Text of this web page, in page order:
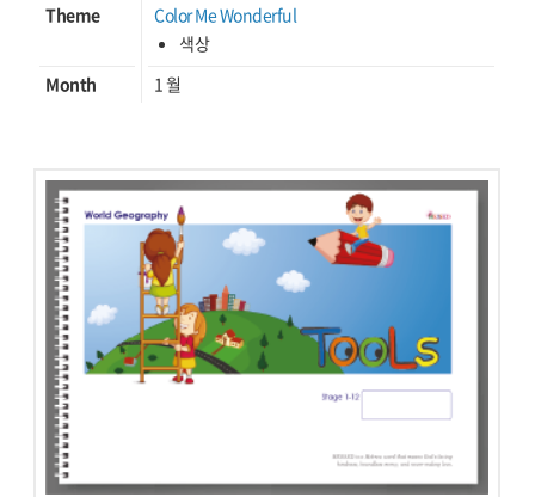
Theme
Color Me Wonderful
색상
Month
1 월